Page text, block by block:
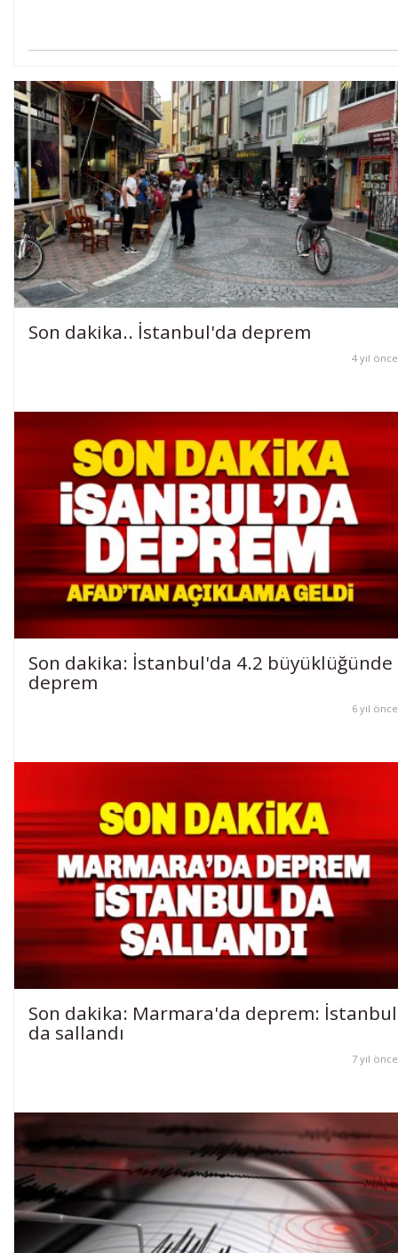
Son dakika.. İstanbul'da deprem
4 yıl önce
Son dakika: İstanbul'da 4.2 büyüklüğünde
deprem
6 yıl önce
Son dakika: Marmara'da deprem: İstanbul
da sallandı
7 yıl önce